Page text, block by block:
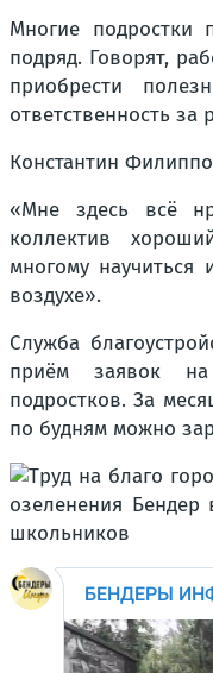
Многие подростки
подряд. Говорят,
приобрести
ответственность за
Константин
«Мне здесь всё
коллектив
многому
воздухе».
Служба
приём заявок на
подростков. За
по будням можно